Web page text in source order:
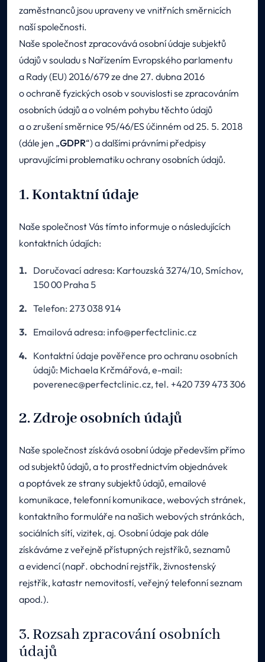
zaměstnanců jsou upraveny ve vnitřních směrnicích
naší společnosti.
Naše společnost zpracovává osobní údaje subjektů
údajů v souladu s Nařízením Evropského parlamentu
a Rady (EU) 2016/679 ze dne 27. dubna 2016
o ochraně fyzických osob v souvislosti se zpracováním
osobních údajů a o volném pohybu těchto údajů
a o zrušení směrnice 95/46/ES účinném od 25. 5. 2018
(dále jen „GDPR“) a dalšími právními předpisy
upravujícími problematiku ochrany osobních údajů.
1. Kontaktní údaje
Naše společnost Vás tímto informuje o následujících
kontaktních údajích:
Doručovací adresa: Kartouzská 3274/10, Smíchov,
150 00 Praha 5
Telefon: 273 038 914
Emailová adresa: info@perfectclinic.cz
Kontaktní údaje pověřence pro ochranu osobních
údajů: Michaela Krčmářová, e-mail:
poverenec@perfectclinic.cz, tel. +420 739 473 306
2. Zdroje osobních údajů
Naše společnost získává osobní údaje především přímo
od subjektů údajů, a to prostřednictvím objednávek
a poptávek ze strany subjektů údajů, emailové
komunikace, telefonní komunikace, webových stránek,
kontaktního formuláře na našich webových stránkách,
sociálních sítí, vizitek, aj. Osobní údaje pak dále
získáváme z veřejně přístupných rejstříků, seznamů
a evidencí (např. obchodní rejstřík, živnostenský
rejstřík, katastr nemovitostí, veřejný telefonní seznam
apod.).
3. Rozsah zpracování osobních
údajů